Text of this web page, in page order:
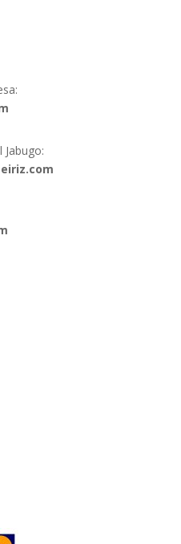
Jabugo: